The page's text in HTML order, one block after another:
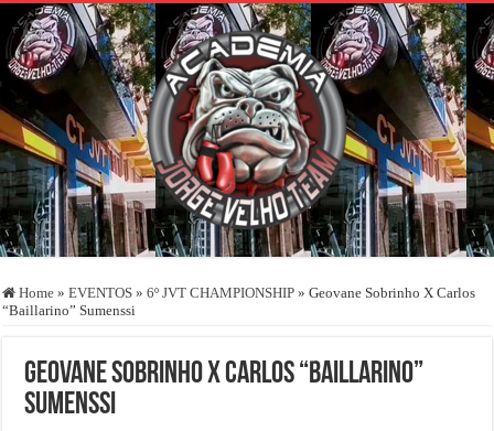
Home » EVENTOS » 6º JVT CHAMPIONSHIP » Geovane Sobrinho X Carlos
“Baillarino” Sumenssi
Geovane Sobrinho X Carlos “Baillarino”
Sumenssi